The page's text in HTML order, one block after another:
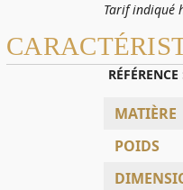
Tarif indiqué
RÉFÉRENCE
MATIÈRE
POIDS